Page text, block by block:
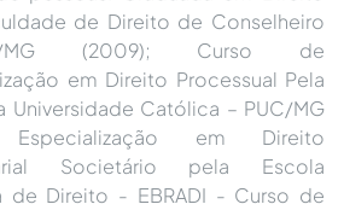
de Direito de Conselheiro
MG (2009); Curso de
em Direito Processual Pela
Universidade Católica – PUC/MG
Especialização em Direito
Societário pela Escola
de Direito - EBRADI - Curso de